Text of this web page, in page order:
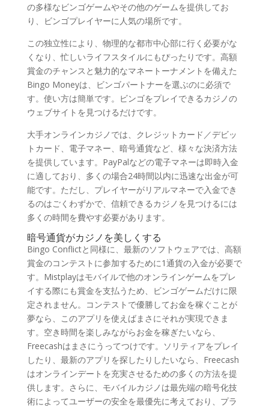
の多様なビンゴゲームやその他のゲームを提供してお
り、ビンゴプレイヤーに人気の場所です。
この独立性により、物理的な都市中心部に行く必要がな
くなり、忙しいライフスタイルにもぴったりです。高額
賞金のチャンスと魅力的なマネートーナメントを備えた
Bingo Moneyは、ビンゴパートナーを選ぶのに必須で
す。使い方は簡単です。ビンゴをプレイできるカジノの
ウェブサイトを見つけるだけです。
大手オンラインカジノでは、クレジットカード／デビッ
トカード、電子マネー、暗号通貨など、様々な決済方法
を提供しています。PayPalなどの電子マネーは即時入金
に適しており、多くの場合24時間以内に迅速な出金が可
能です。ただし、プレイヤーがリアルマネーで入金でき
るのはごくわずかで、信頼できるカジノを見つけるには
多くの時間を費やす必要があります。
暗号通貨がカジノを美しくする
Bingo Conflictと同様に、最新のソフトウェアでは、高額
賞金のコンテストに参加するために1通貨の入金が必要で
す。Mistplayはモバイルで他のオンラインゲームをプレ
イする際にも賞金を支払うため、ビンゴゲームだけに限
定されません。コンテストで優勝してお金を稼ぐことが
夢なら、このアプリを使えばまさにそれが実現できま
す。空き時間を楽しみながらお金を稼ぎたいなら、
Freecashはまさにうってつけです。ソリティアをプレイ
したり、最新のアプリを探したりしたいなら、Freecash
はオンラインデートを充実させるための多くの方法を提
供します。さらに、モバイルカジノは最先端の暗号化技
術によってユーザーの安全を最優先に考えており、プラ